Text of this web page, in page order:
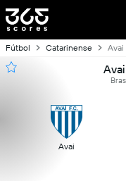
Fútbol Catarinense Avai
Avai